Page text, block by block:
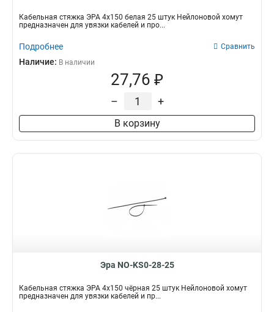
Кабельная стяжка ЭРА 4х150 белая 25 штук Нейлоновой хомут
предназначен для увязки кабелей и про...
Подробнее Сравнить
Наличие: В наличии
27,76 ₽
– +
В корзину
Эра NO-KS0-28-25
Кабельная стяжка ЭРА 4х150 чёрная 25 штук Нейлоновой хомут
предназначен для увязки кабелей и пр...